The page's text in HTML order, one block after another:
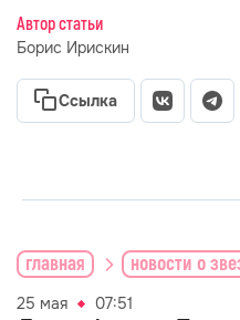
Автор статьи
Борис Ирискин
Ссылка
главная новости о
25 мая 07:51